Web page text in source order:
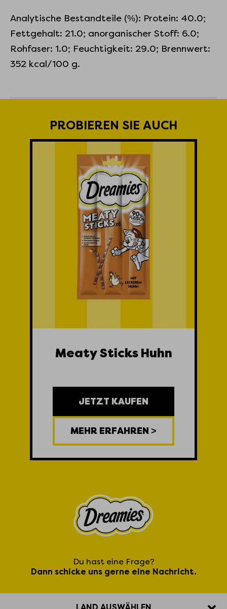
Analytische Bestandteile (%): Protein: 40.0;
Fettgehalt: 21.0; anorganischer Stoff: 6.0;
Rohfaser: 1.0; Feuchtigkeit: 29.0; Brennwert:
352 kcal/100 g.
PROBIEREN SIE AUCH
Meaty Sticks Huhn
JETZT KAUFEN
MEHR ERFAHREN >
Du hast eine Frage?
Dann schicke uns gerne eine Nachricht.